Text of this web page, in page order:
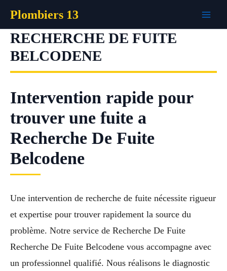
contenu
Plombiers 13
RECHERCHE DE FUITE
BELCODENE
Intervention rapide pour
trouver une fuite a
Recherche De Fuite
Belcodene
Une intervention de recherche de fuite nécessite rigueur
et expertise pour trouver rapidement la source du
problème. Notre service de Recherche De Fuite
Recherche De Fuite Belcodene vous accompagne avec
un professionnel qualifié. Nous réalisons le diagnostic